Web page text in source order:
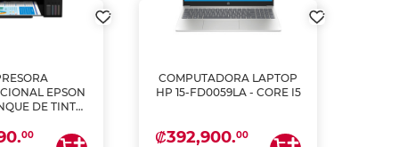
EPSON
DE TINTA
00
COMPUTADORA LAPTOP
HP 15-FD0059LA - CORE I5
₡392,900.00